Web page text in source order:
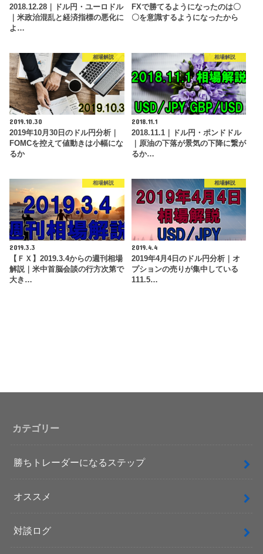
2018.12.28｜ドル円・ユーロドル
｜米政治混乱と経済指標の悪化に
よ…
FXで勝てるようになったのは〇
〇を意識するようになったから
相場解説
2019.10.30
2019年10月30日のドル円分析｜
FOMCを控えて値動きは小幅にな
るか
相場解説
2018.11.1
2018.11.1｜ドル円・ポンドドル
｜原油の下落が景気の下降に繋が
るか…
相場解説
2019.3.3
【ＦＸ】2019.3.4からの週刊相場
解説｜米中首脳会談の行方次第で
大き…
相場解説
2019.4.4
2019年4月4日のドル円分析｜オ
プションの売りが集中している
111.5…
カテゴリー
勝ちトレーダーになるステップ
オススメ
対談ログ